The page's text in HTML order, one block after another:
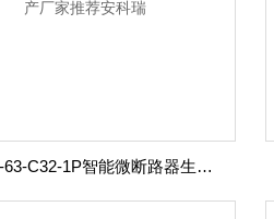
ASCB1-63-C32-1P智能微断路器生产厂家推荐安科瑞